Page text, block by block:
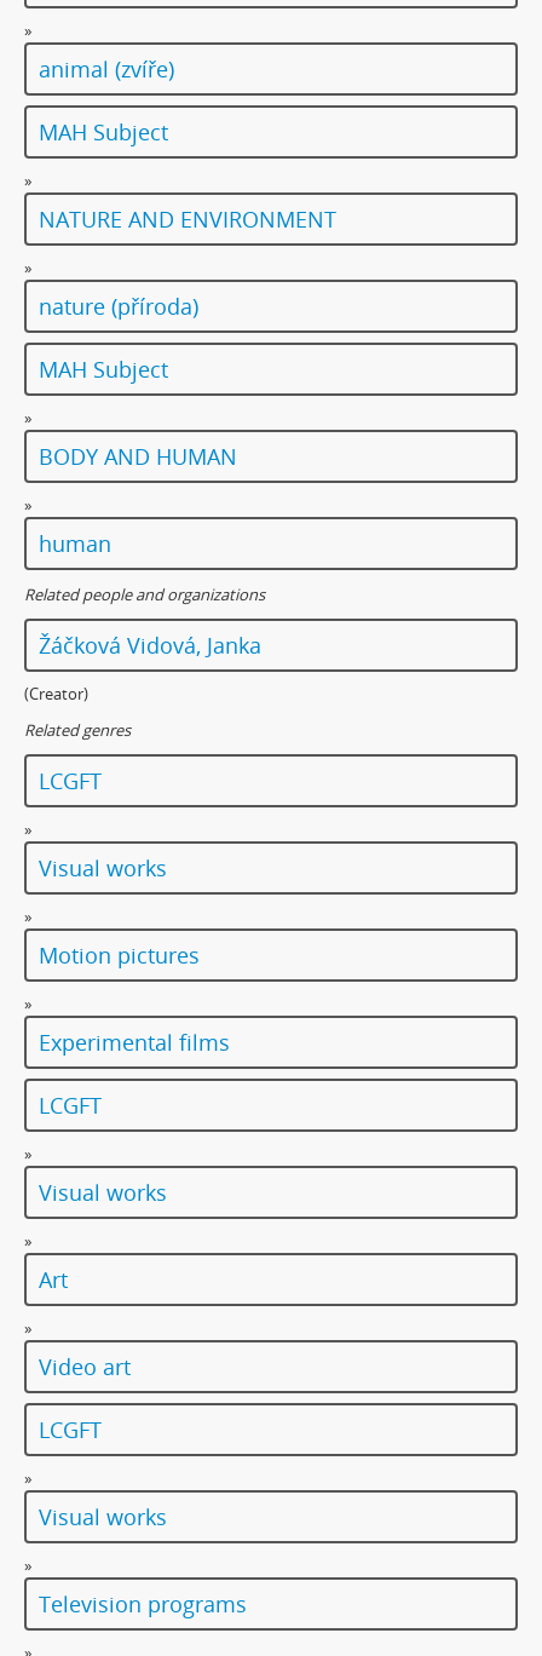
»
animal (zvíře)
MAH Subject
»
NATURE AND ENVIRONMENT
»
nature (příroda)
MAH Subject
»
BODY AND HUMAN
»
human
Related people and organizations
Žáčková Vidová, Janka
(Creator)
Related genres
LCGFT
»
Visual works
»
Motion pictures
»
Experimental films
LCGFT
»
Visual works
»
Art
»
Video art
LCGFT
»
Visual works
»
Television programs